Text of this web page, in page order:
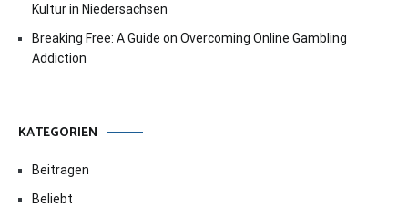
Kultur in Niedersachsen
Breaking Free: A Guide on Overcoming Online Gambling
Addiction
KATEGORIEN
Beitragen
Beliebt